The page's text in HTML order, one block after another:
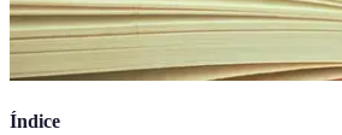
Índice